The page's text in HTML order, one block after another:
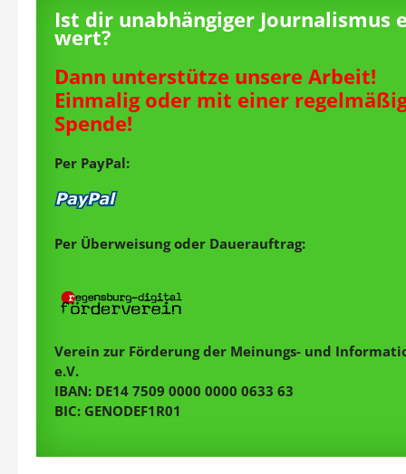
Ist dir unabhängiger Journalismus
wert?
Dann unterstütze unsere Arbeit!
Einmalig oder mit einer
Spende!
Per PayPal:
Per Überweisung oder Dauerauftrag:
Verein zur Förderung der Meinungs- und
e.V.
IBAN: DE14 7509 0000 0000 0633 63
BIC: GENODEF1R01